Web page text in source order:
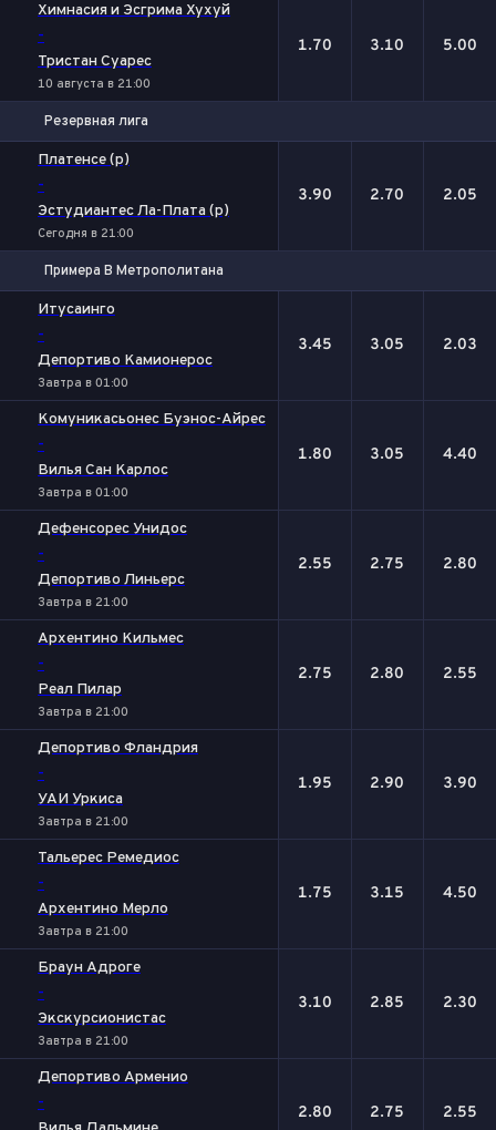
Химнасия и Эсгрима Хухуй
-
Тристан Суарес
10 августа в 21:00
1.70 3.10 5.00
Резервная лига
Платенсе (р)
-
Эстудиантес Ла-Плата (р)
Сегодня в 21:00
3.90 2.70 2.05
Примера B Метрополитана
Итусаинго
-
Депортиво Камионерос
Завтра в 01:00
3.45 3.05 2.03
Комуникасьонес Буэнос-Айрес
-
Вилья Сан Карлос
Завтра в 01:00
1.80 3.05 4.40
Дефенсорес Унидос
-
Депортиво Линьерс
Завтра в 21:00
2.55 2.75 2.80
Архентино Кильмес
-
Реал Пилар
Завтра в 21:00
2.75 2.80 2.55
Депортиво Фландрия
-
УАИ Уркиса
Завтра в 21:00
1.95 2.90 3.90
Тальерес Ремедиос
-
Архентино Мерло
Завтра в 21:00
1.75 3.15 4.50
Браун Адроге
-
Экскурсионистас
Завтра в 21:00
3.10 2.85 2.30
Депортиво Арменио
- 2.80 2.75 2.55